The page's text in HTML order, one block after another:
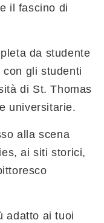
il fascino di
da studente
gli studenti
di St. Thomas
universitarie.
alla scena
ai siti storici,
adatto ai tuoi